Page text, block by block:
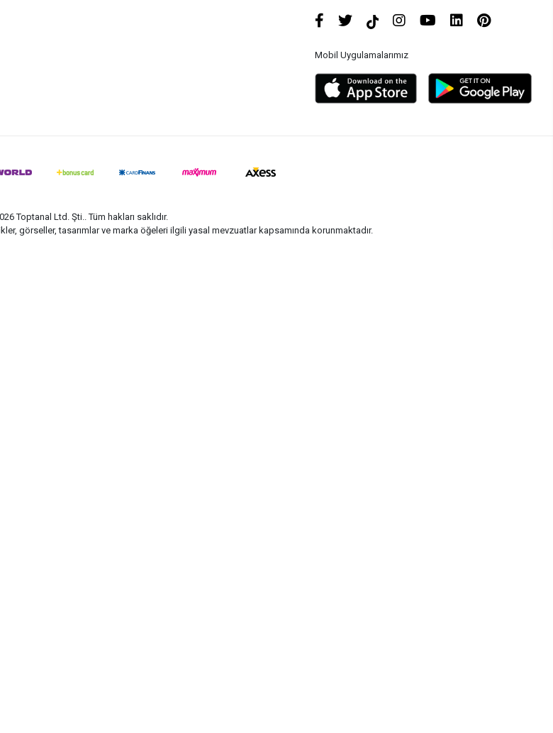
Mobil Uygulamalarımız
Toptanal Ltd. Şti.. Tüm hakları saklıdır.
görseller, tasarımlar ve marka öğeleri ilgili yasal mevzuatlar kapsamında korunmaktadır.